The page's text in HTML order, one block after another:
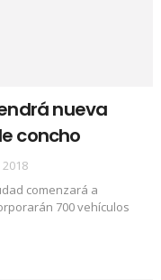
nueva
concho
comenzará a
700 vehículos